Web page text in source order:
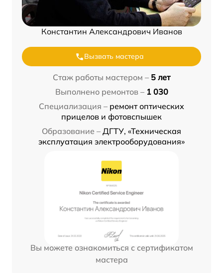
Константин Александрович Иванов
Вызвать мастера
Стаж работы мастером – 5 лет
Выполнено ремонтов – 1 030
Специализация – ремонт оптических
прицелов и фотовспышек
Образование – ДГТУ, «Техническая
эксплуатация электрооборудования»
Вы можете ознакомиться с сертификатом
мастера